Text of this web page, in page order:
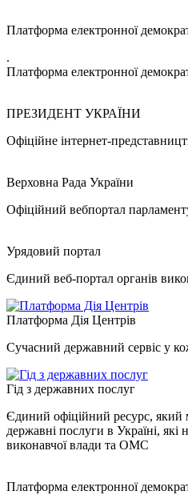
Платформа електронної
.
Платформа електронної
ПРЕЗИДЕНТ УКРАЇНИ
Офіційне інтернет-
Верховна Рада України
Офіційний вебпортал
Урядовий портал
Єдиний веб-портал органів
Платформа Дія Центрів
Сучасний державний сервіс у
Гід з державних послуг
Єдиний офіційний ресурс, який
державні послуги в Україні, які
виконавчої влади та ОМС
Платформа електронної